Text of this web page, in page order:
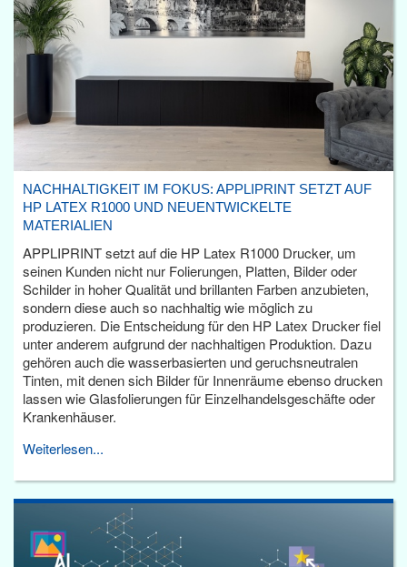
NACHHALTIGKEIT IM FOKUS: APPLIPRINT SETZT AUF
HP LATEX R1000 UND NEUENTWICKELTE
MATERIALIEN
APPLIPRINT setzt auf die HP Latex R1000 Drucker, um
seinen Kunden nicht nur Folierungen, Platten, Bilder oder
Schilder in hoher Qualität und brillanten Farben anzubieten,
sondern diese auch so nachhaltig wie möglich zu
produzieren. Die Entscheidung für den HP Latex Drucker fiel
unter anderem aufgrund der nachhaltigen Produktion. Dazu
gehören auch die wasserbasierten und geruchsneutralen
Tinten, mit denen sich Bilder für Innenräume ebenso drucken
lassen wie Glasfolierungen für Einzelhandelsgeschäfte oder
Krankenhäuser.
Weiterlesen...